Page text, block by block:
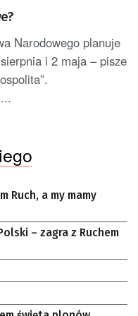
Narodowego planuje
i 2 maja – pisze
Ruch, a my mamy
– zagra z Ruchem